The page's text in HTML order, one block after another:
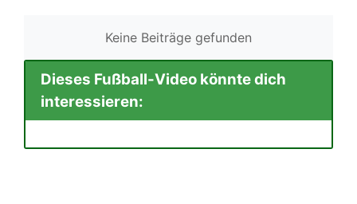
Keine Beiträge gefunden
Dieses Fußball-Video könnte dich
interessieren: